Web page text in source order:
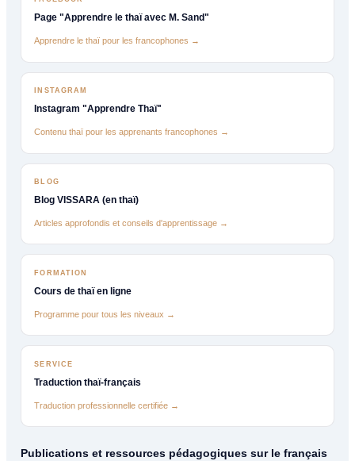
Page "Apprendre le thaï avec M. Sand"
Apprendre le thaï pour les francophones →
INSTAGRAM
Instagram "Apprendre Thaï"
Contenu thaï pour les apprenants francophones →
BLOG
Blog VISSARA (en thaï)
Articles approfondis et conseils d'apprentissage →
FORMATION
Cours de thaï en ligne
Programme pour tous les niveaux →
SERVICE
Traduction thaï-français
Traduction professionnelle certifiée →
Publications et ressources pédagogiques sur le français